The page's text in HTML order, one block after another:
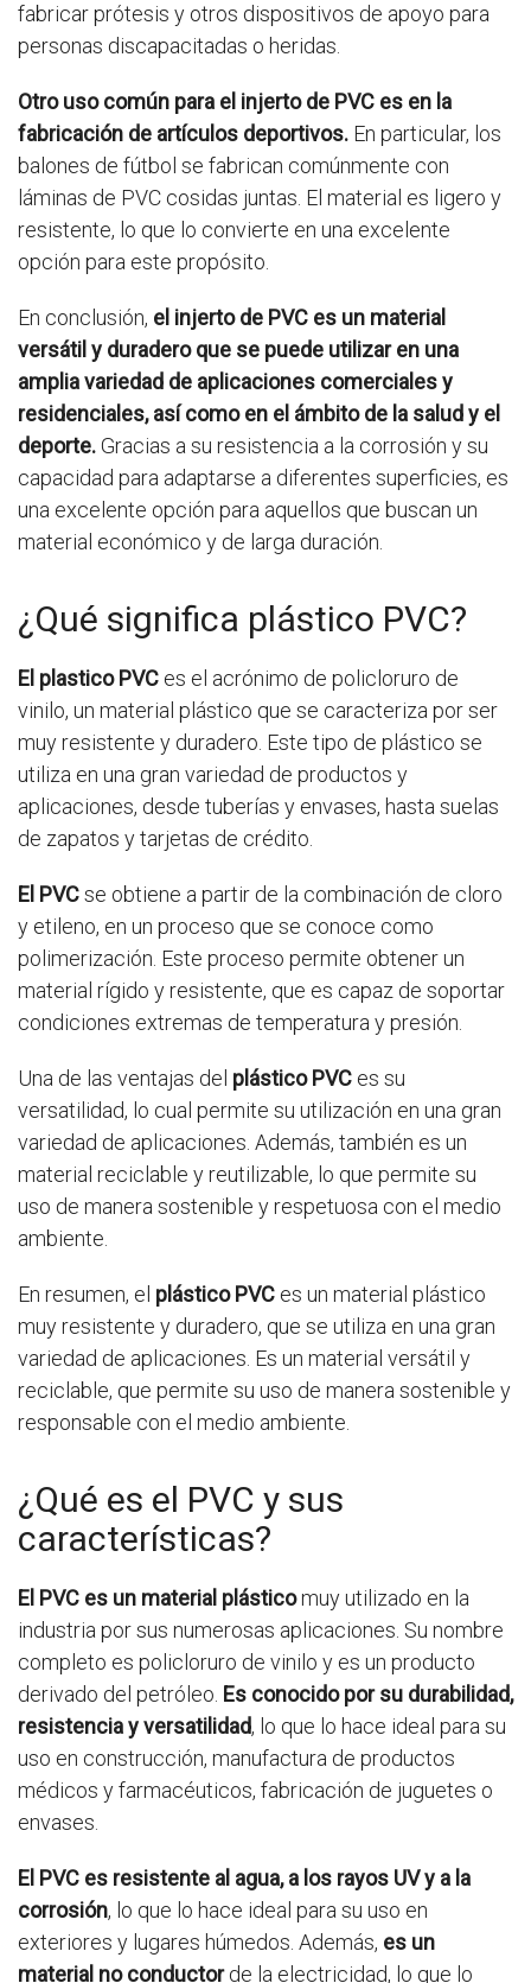
fabricar prótesis y otros dispositivos de apoyo para
personas discapacitadas o heridas.
Otro uso común para el injerto de PVC es en la
fabricación de artículos deportivos. En particular, los
balones de fútbol se fabrican comúnmente con
láminas de PVC cosidas juntas. El material es ligero y
resistente, lo que lo convierte en una excelente
opción para este propósito.
En conclusión, el injerto de PVC es un material
versátil y duradero que se puede utilizar en una
amplia variedad de aplicaciones comerciales y
residenciales, así como en el ámbito de la salud y el
deporte.Gracias a su resistencia a la corrosión y su
capacidad para adaptarse a diferentes superficies, es
una excelente opción para aquellos que buscan un
material económico y de larga duración.
¿Qué significa plástico PVC?
El plastico PVC es el acrónimo de policloruro de
vinilo, un material plástico que se caracteriza por ser
muy resistente y duradero. Este tipo de plástico se
utiliza en una gran variedad de productos y
aplicaciones, desde tuberías y envases, hasta suelas
de zapatos y tarjetas de crédito.
El PVCse obtiene a partir de la combinación de cloro
y etileno, en un proceso que se conoce como
polimerización. Este proceso permite obtener un
material rígido y resistente, que es capaz de soportar
condiciones extremas de temperatura y presión.
Una de las ventajas del plástico PVC es su
versatilidad, lo cual permite su utilización en una gran
variedad de aplicaciones. Además, también es un
material reciclable y reutilizable, lo que permite su
uso de manera sostenible y respetuosa con el medio
ambiente.
En resumen, el plástico PVC es un material plástico
muy resistente y duradero, que se utiliza en una gran
variedad de aplicaciones. Es un material versátil y
reciclable, que permite su uso de manera sostenible y
responsable con el medio ambiente.
¿Qué es el PVC y sus
características?
El PVC es un material plásticomuy utilizado en la
industria por sus numerosas aplicaciones. Su nombre
completo es policloruro de vinilo y es un producto
derivado del petróleo. Es conocido por su durabilidad,
resistencia y versatilidad, lo que lo hace ideal para su
uso en construcción, manufactura de productos
médicos y farmacéuticos, fabricación de juguetes o
envases.
El PVC es resistente al agua, a los rayos UV y a la
corrosión, lo que lo hace ideal para su uso en
exteriores y lugares húmedos. Además, es un
material no conductorde la electricidad, lo que lo